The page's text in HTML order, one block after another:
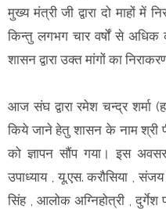
मुख्य मंत्री जी द्वारा दो माहों में
किन्तु लगभग चार वर्षों से
शासन द्वारा उक्त मांगों का
आज संघ द्वारा रमेश चन्द्र शर्मा
किये जाने हेतु शासन के नाम श्री
को ज्ञापन सौंप गया। इस
उपाध्याय , यू.एस. करौसिया ,
सिंह , आलोक अग्निहोत्री , दुर्गेश